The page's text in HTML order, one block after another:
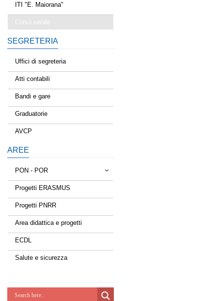
ITI "E. Maiorana"
Corso serale
SEGRETERIA
Uffici di segreteria
Atti contabili
Bandi e gare
Graduatorie
AVCP
AREE
PON - POR
Tessere la rete
Estate a scuola
Scuola d'estate
Lab Green
Progetti ERASMUS
Progetti PNRR
Area didattica e progetti
ECDL
Salute e sicurezza